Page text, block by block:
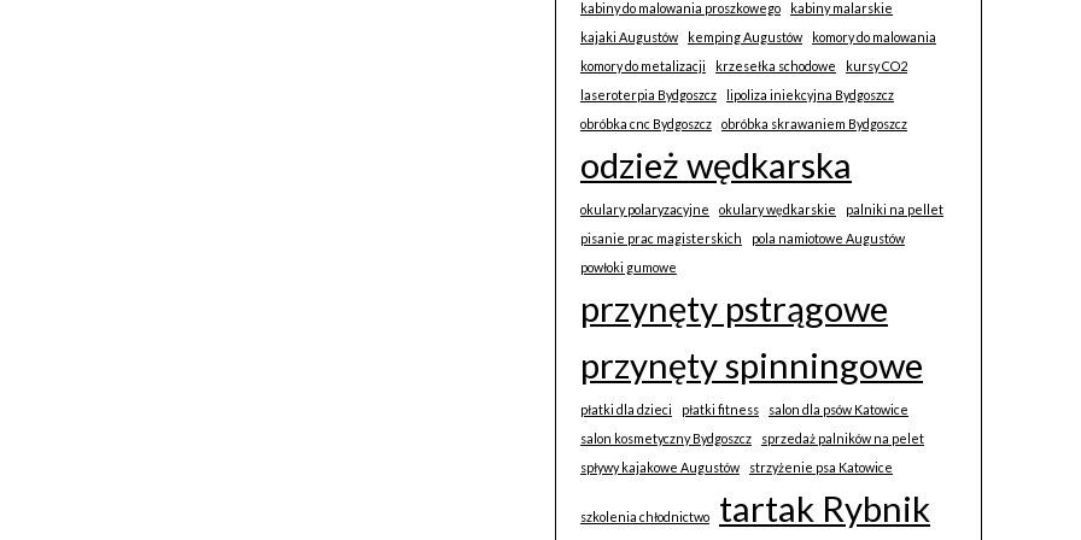
kabiny do malowania proszkowego
kabiny malarskie
kajaki Augustów
kemping Augustów
komory do malowania
komory do metalizacji
krzesełka schodowe
kursy CO2
laseroterpia Bydgoszcz
lipoliza iniekcyjna Bydgoszcz
obróbka cnc Bydgoszcz
obróbka skrawaniem Bydgoszcz
odzież wędkarska
okulary polaryzacyjne okulary wędkarskie
palniki na pellet
pisanie prac magisterskich
pola namiotowe Augustów
powłoki gumowe
przynęty pstrągowe
przynęty spinningowe
płatki dla dzieci płatki fitness
salon dla psów Katowice
salon kosmetyczny Bydgoszcz
sprzedaż palników na pelet
spływy kajakowe Augustów
strzyżenie psa Katowice
szkolenia chłodnictwo tartak Rybnik